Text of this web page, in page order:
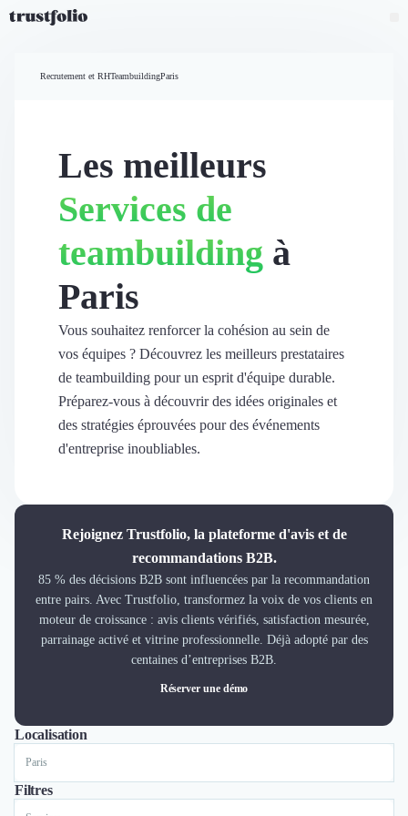
Widgets d'avis
Partage d’avis multicanal
Vidéo de témoignage
Révéler le réseau
Vitrine & média
Suivi du ROI
Voir tous nos avis clients
Tarifs
Demander une démo
Formation
Teambuilding
Qualité de Vie au Travail (QVT)
Portage Salarial
Responsabilité Sociétale des Entreprises (RSE)
Marketplace de freelance
Recrutement et RHTeambuildingParis
Les meilleurs
Services de
teambuilding à
Paris
Vous souhaitez renforcer la cohésion au sein de
vos équipes ? Découvrez les meilleurs prestataires
de teambuilding pour un esprit d'équipe durable.
Préparez-vous à découvrir des idées originales et
des stratégies éprouvées pour des événements
d'entreprise inoubliables.
Rejoignez Trustfolio, la plateforme d'avis et de
recommandations B2B.
85 % des décisions B2B sont influencées par la recommandation
entre pairs. Avec Trustfolio, transformez la voix de vos clients en
moteur de croissance : avis clients vérifiés, satisfaction mesurée,
parrainage activé et vitrine professionnelle. Déjà adopté par des
centaines d’entreprises B2B.
Réserver une démo
Localisation
ToutParisNice
Filtres